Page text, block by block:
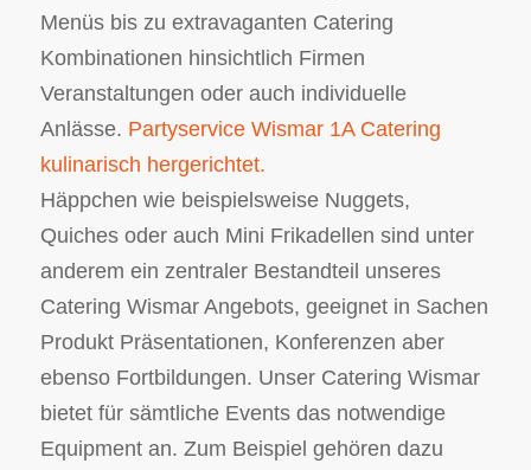
Menüs bis zu extravaganten Catering
Kombinationen hinsichtlich Firmen
Veranstaltungen oder auch individuelle
Anlässe. Partyservice Wismar 1A Catering
kulinarisch hergerichtet.
Häppchen wie beispielsweise Nuggets,
Quiches oder auch Mini Frikadellen sind unter
anderem ein zentraler Bestandteil unseres
Catering Wismar Angebots, geeignet in Sachen
Produkt Präsentationen, Konferenzen aber
ebenso Fortbildungen. Unser Catering Wismar
bietet für sämtliche Events das notwendige
Equipment an. Zum Beispiel gehören dazu